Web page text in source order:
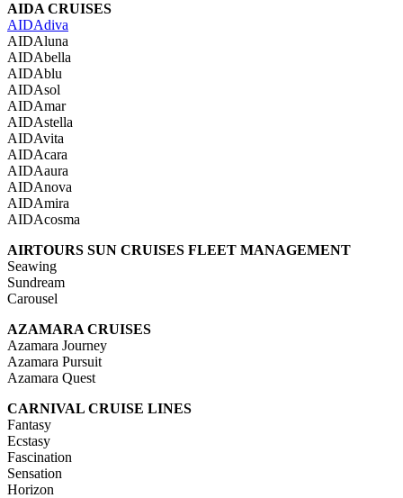
AIDA CRUISES
AIDAdiva
AIDAluna
AIDAbella
AIDAblu
AIDAsol
AIDAmar
AIDAstella
AIDAvita
AIDAcara
AIDAaura
AIDAnova
AIDAmira
AIDAcosma
AIRTOURS SUN CRUISES FLEET MANAGEMENT
Seawing
Sundream
Carousel
AZAMARA CRUISES
Azamara Journey
Azamara Pursuit
Azamara Quest
CARNIVAL CRUISE LINES
Fantasy
Ecstasy
Fascination
Sensation
Horizon